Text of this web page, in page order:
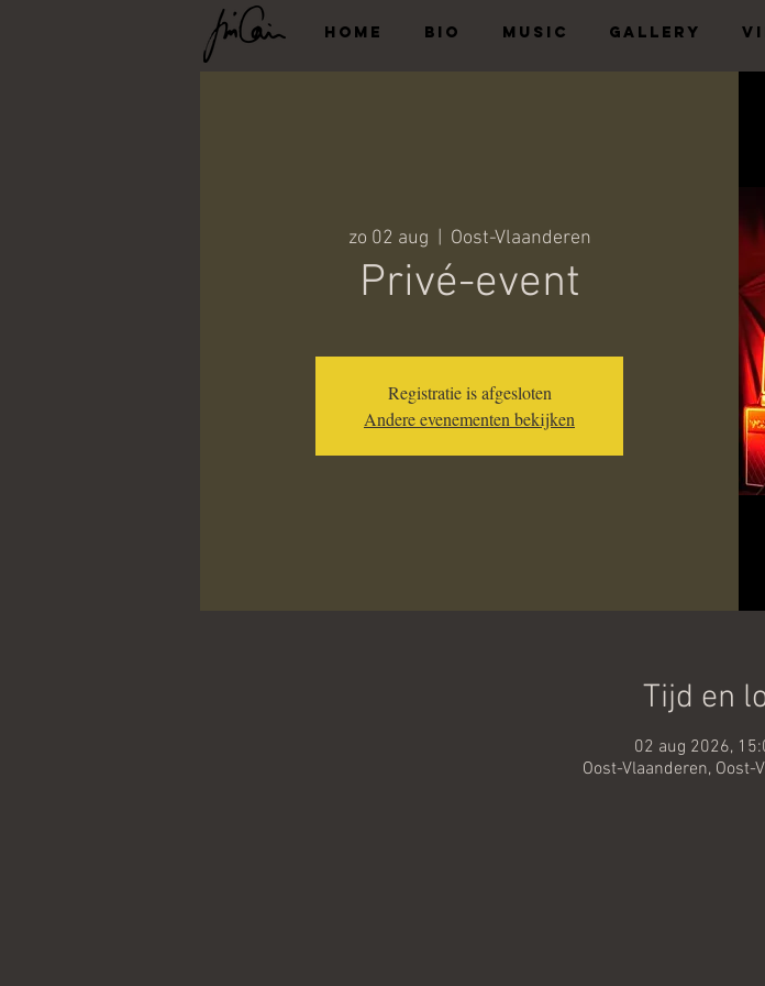
HOME BIO MUSIC GALLERY
zo 02 aug Oost-Vlaanderen
Privé-event
Registratie is afgesloten
Andere evenementen bekijken
Tijd en
02 aug 2026,
Oost-Vlaanderen, Oost-